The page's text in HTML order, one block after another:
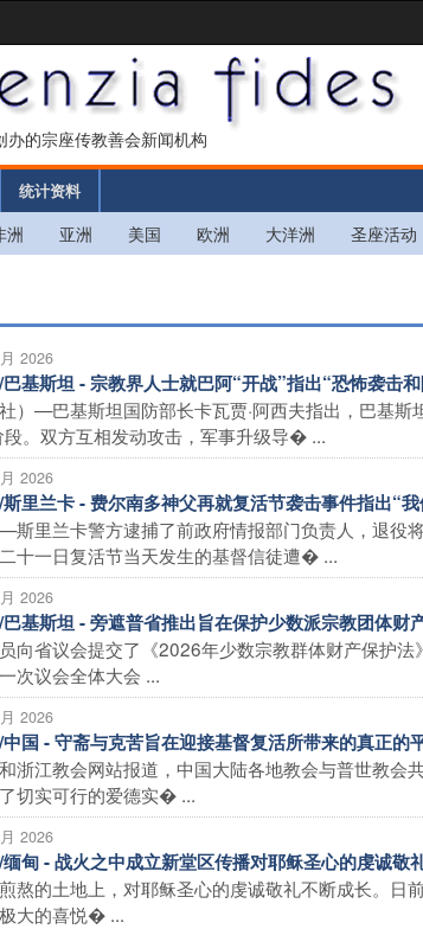
办的宗座传教善会新闻机构
统计资料
洲 亚洲 美国 欧洲 大洋洲 圣座活动
2026
基斯坦 - 宗教界人士就巴阿“开战”指出“恐怖袭击
）—巴基斯坦国防部长卡瓦贾·阿西夫指出，巴基斯
段。双方互相发动攻击，军事升级导� ...
2026
里兰卡 - 费尔南多神父再就复活节袭击事件指出“
斯里兰卡警方逮捕了前政府情报部门负责人，退役
十一日复活节当天发生的基督信徒遭� ...
2026
基斯坦 - 旁遮普省推出旨在保护少数派宗教团体财
向省议会提交了《2026年少数宗教群体财产保护
次议会全体大会 ...
2026
国 - 守斋与克苦旨在迎接基督复活所带来的真正的
浙江教会网站报道，中国大陆各地教会与普世教会
切实可行的爱德实� ...
2026
甸 - 战火之中成立新堂区传播对耶稣圣心的虔诚敬
熬的土地上，对耶稣圣心的虔诚敬礼不断成长。日
大的喜悦� ...